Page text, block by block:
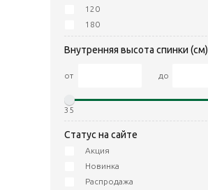
120
180
Внутренняя высота спинки (см)
от до
35
Статус на сайте
Акция
Новинка
Распродажа